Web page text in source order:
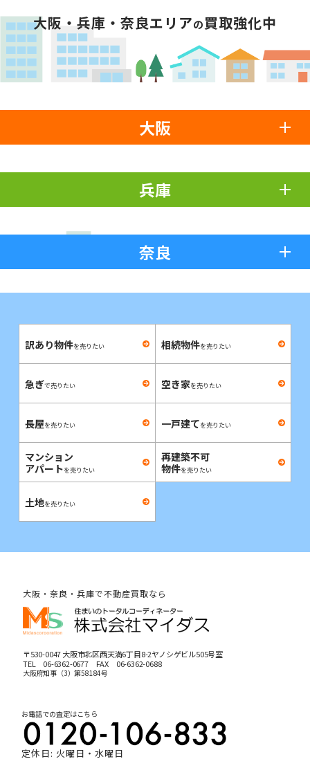
大阪・兵庫・奈良エリアの買取強化中
大阪
兵庫
奈良
訳あり物件を売りたい 相続物件を売りたい
急ぎで売りたい 空き家を売りたい
長屋を売りたい 一戸建てを売りたい
マンション
アパートを売りたい
再建築不可
物件を売りたい
土地を売りたい
大阪・奈良・兵庫で不動産買取なら
〒530-0047 大阪市北区西天満6丁目8-2ヤノシゲビル505号室
TEL 06-6362-0677FAX 06-6362-0688
大阪府知事（3）第58184号
お電話での査定はこちら
定休日: 火曜日・水曜日